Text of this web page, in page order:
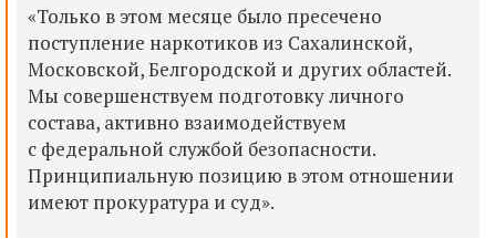
«Только в этом месяце было пресечено
поступление наркотиков из Сахалинской,
Московской, Белгородской и других областей.
Мы совершенствуем подготовку личного
состава, активно взаимодействуем
с федеральной службой безопасности.
Принципиальную позицию в этом отношении
имеют прокуратура и суд».